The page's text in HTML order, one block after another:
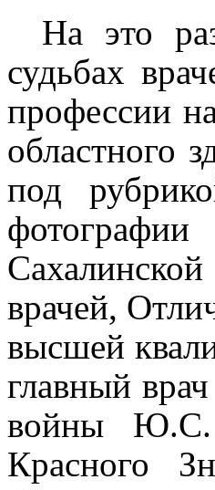
На это
судьбах
профессии
областного
под
врачей,
высшей
главный
войны Ю.С.
Красного